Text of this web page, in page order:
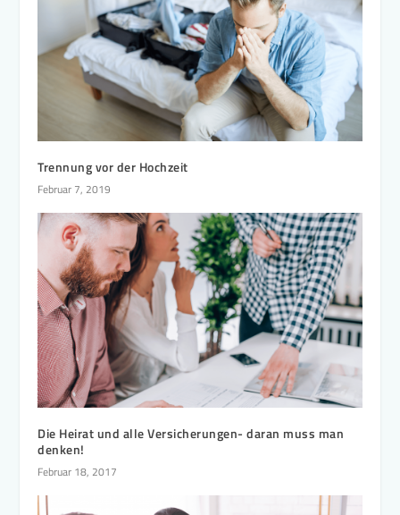
Trennung vor der Hochzeit
Februar 7, 2019
Die Heirat und alle Versicherungen- daran muss man
denken!
Februar 18, 2017